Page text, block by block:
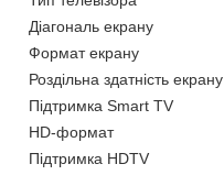
Діагональ екрану
Формат екрану
Роздільна здатність екрану
Підтримка Smart TV
HD-формат
Підтримка HDTV